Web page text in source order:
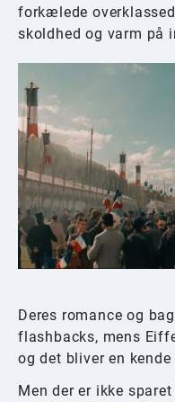
forkælede
skoldhed og varm på
Deres romance og
flashbacks, mens
og det bliver en
Men der er ikke